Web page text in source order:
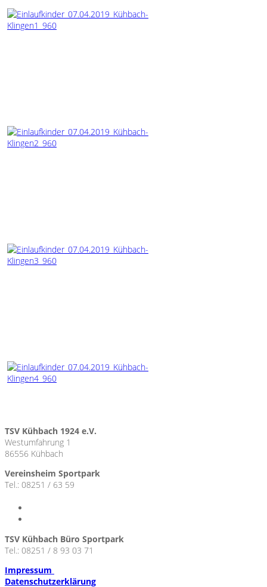
TSV Kühbach 1924 e.V.
Westumfahrung 1
86556 Kühbach
Vereinsheim Sportpark
Tel.: 08251 / 63 59
TSV Kühbach Büro Sportpark
Tel.: 08251 / 8 93 03 71
Impressum
Datenschutzerklärung